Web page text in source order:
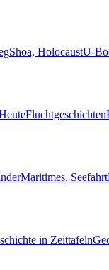
Shoa, HolocaustU-
Fluchtgeschichten
Maritimes, Seefahrt
in Zeittafeln